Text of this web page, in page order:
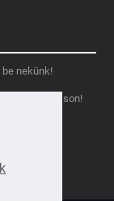
be nekünk!